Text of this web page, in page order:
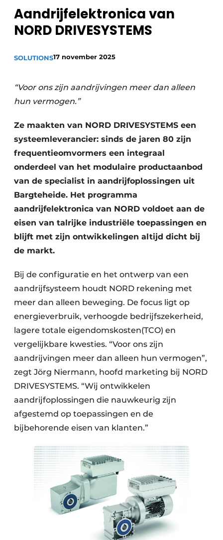
Privacy / Cookie statement
Vacature aanmelden
Video’s
Aandrijfelektronica van
NORD DRIVESYSTEMS
SOLUTIONS17 november 2025
“Voor ons zijn aandrijvingen meer dan alleen
hun vermogen.”
Ze maakten van NORD DRIVESYSTEMS een
systeemleverancier: sinds de jaren 80 zijn
frequentieomvormers een integraal
onderdeel van het modulaire productaanbod
van de specialist in aandrijfoplossingen uit
Bargteheide. Het programma
aandrijfelektronica van NORD voldoet aan de
eisen van talrijke industriële toepassingen en
blijft met zijn ontwikkelingen altijd dicht bij
de markt.
Bij de configuratie en het ontwerp van een
aandrijfsysteem houdt NORD rekening met
meer dan alleen beweging. De focus ligt op
energieverbruik, verhoogde bedrijfszekerheid,
lagere totale eigendomskosten(TCO) en
vergelijkbare kwesties. “Voor ons zijn
aandrijvingen meer dan alleen hun vermogen”,
zegt Jörg Niermann, hoofd marketing bij NORD
DRIVESYSTEMS. “Wij ontwikkelen
aandrijfoplossingen die nauwkeurig zijn
afgestemd op toepassingen en de
bijbehorende eisen van klanten.”